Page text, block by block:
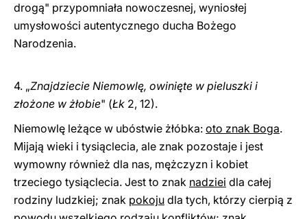
drogą" przypomniała nowoczesnej, wyniosłej
umysłowości autentycznego ducha Bożego
Narodzenia.
4. „Znajdziecie Niemowlę, owinięte w pieluszki i
złożone w żłobie" (Łk 2, 12).
Niemowlę leżące w ubóstwie żłóbka: oto znak Boga.
Mijają wieki i tysiąclecia, ale znak pozostaje i jest
wymowny również dla nas, mężczyzn i kobiet
trzeciego tysiąclecia. Jest to znak nadziei dla całej
rodziny ludzkiej; znak pokoju dla tych, którzy cierpią z